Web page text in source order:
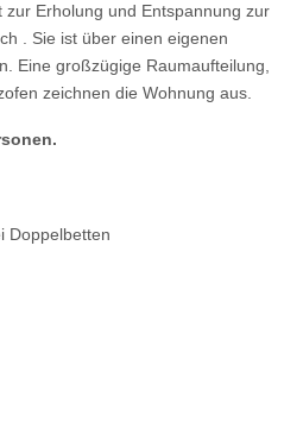
Erholung und Entspannung zur
. Sie ist über einen eigenen
Eine großzügige Raumaufteilung,
zeichnen die Wohnung aus.
Doppelbetten